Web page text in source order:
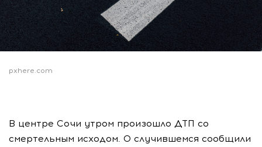
pxhere.com
В центре Сочи утром произошло ДТП со
смертельным исходом. О случившемся сообщили